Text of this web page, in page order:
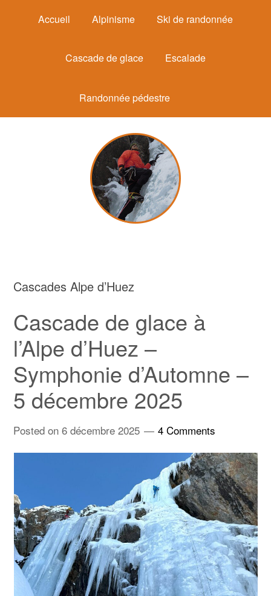
Accueil Alpinisme Ski de randonnée
Cascade de glace Escalade
Randonnée pédestre
Cascades Alpe d’Huez
Cascade de glace à
l’Alpe d’Huez –
Symphonie d’Automne –
5 décembre 2025
Posted on6 décembre 2025 4 Comments